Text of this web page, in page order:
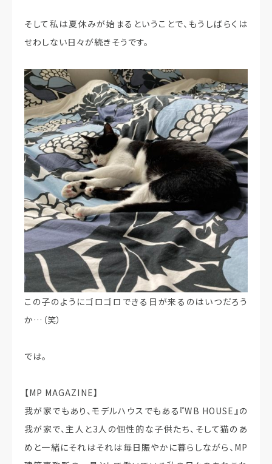
そして私は夏休みが始まるということで、もうしばらくは
せわしない日々が続きそうです。
この子のようにゴロゴロできる日が来るのはいつだろう
か…（笑）
では。
【MP MAGAZINE】
我が家でもあり、モデルハウスでもある『WB HOUSE』の
我が家で、主人と3人の個性的な子供たち、そして猫のあ
めと一緒にそれはそれは毎日賑やかに暮らしながら、MP